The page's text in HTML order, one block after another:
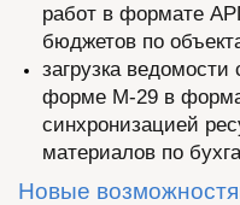
работ в формате
бюджетов по
загрузка
форме М-29 в
синхронизацией
материалов по
Новые